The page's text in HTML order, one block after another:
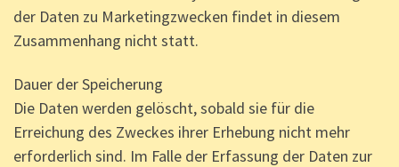
der Daten zu Marketingzwecken findet in diesem
Zusammenhang nicht statt.
Dauer der Speicherung
Die Daten werden gelöscht, sobald sie für die
Erreichung des Zweckes ihrer Erhebung nicht mehr
erforderlich sind. Im Falle der Erfassung der Daten zur